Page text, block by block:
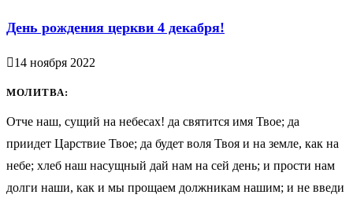
День рождения церкви 4 декабря!
14 ноября 2022
МОЛИТВА:
Отче наш, сущий на небесах! да святится имя Твое; да
приидет Царствие Твое; да будет воля Твоя и на земле, как на
небе; хлеб наш насущный дай нам на сей день; и прости нам
долги наши, как и мы прощаем должникам нашим; и не введи